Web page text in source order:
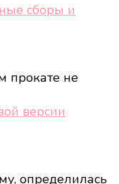
сборы и
прокате не
версии
определилась